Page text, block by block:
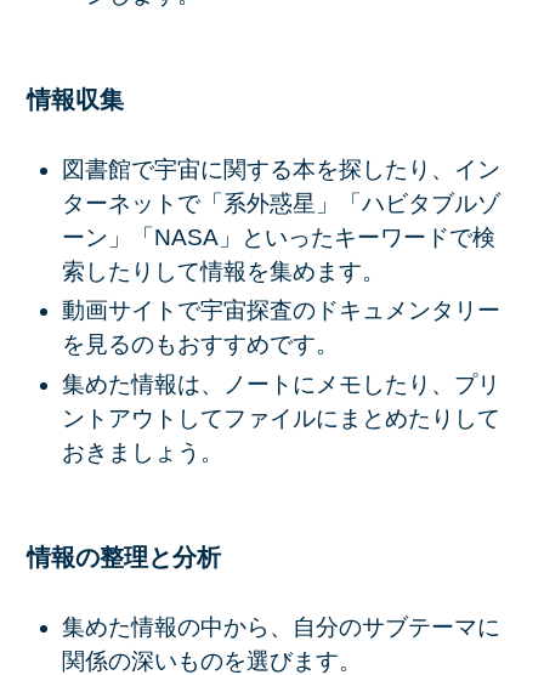
情報収集
図書館で宇宙に関する本を探したり、イン
ターネットで「系外惑星」「ハビタブルゾ
ーン」「NASA」といったキーワードで検
索したりして情報を集めます。
動画サイトで宇宙探査のドキュメンタリー
を見るのもおすすめです。
集めた情報は、ノートにメモしたり、プリ
ントアウトしてファイルにまとめたりして
おきましょう。
情報の整理と分析
集めた情報の中から、自分のサブテーマに
関係の深いものを選びます。